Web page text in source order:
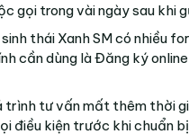
gọi trong vài ngày sau khi
thái Xanh SM có nhiều
cần dùng làĐăng ký
trình tư vấn mất thêm thời
điều kiện trước khi chuẩn